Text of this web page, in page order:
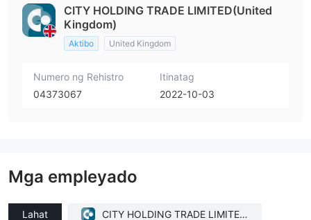
CITY HOLDING TRADE LIMITED(United
Kingdom)
Aktibo United Kingdom
Numero ng Rehistro
04373067
Itinatag
2022-10-03
Mga empleyado
Lahat
CITY HOLDING TRADE LIMITED